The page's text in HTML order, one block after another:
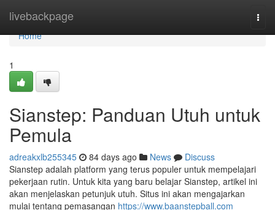
livebackpage
Home
Home
1
Sianstep: Panduan Utuh untuk
Pemula
adreakxlb255345 84 days ago News
Discuss
Sianstep adalah platform yang terus populer untuk mempelajari
pekerjaan rutin. Untuk kita yang baru belajar Sianstep, artikel ini
akan menjelaskan petunjuk utuh. Situs ini akan mengajarkan
mulai tentang pemasangan https://www.baanstepball.com